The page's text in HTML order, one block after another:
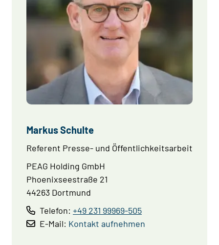
Markus Schulte
Referent Presse- und Öffentlichkeitsarbeit
PEAG Holding GmbH
Phoenixseestraße 21
44263 Dortmund
Telefon: +49 231 99969-505
E-Mail: Kontakt aufnehmen